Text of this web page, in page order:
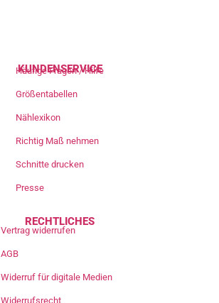
KUNDENSERVICE
Häufige Fragen / Hilfe
Größentabellen
Nählexikon
Richtig Maß nehmen
Schnitte drucken
Presse
RECHTLICHES
Vertrag widerrufen
AGB
Widerruf für digitale Medien
Widerrufsrecht